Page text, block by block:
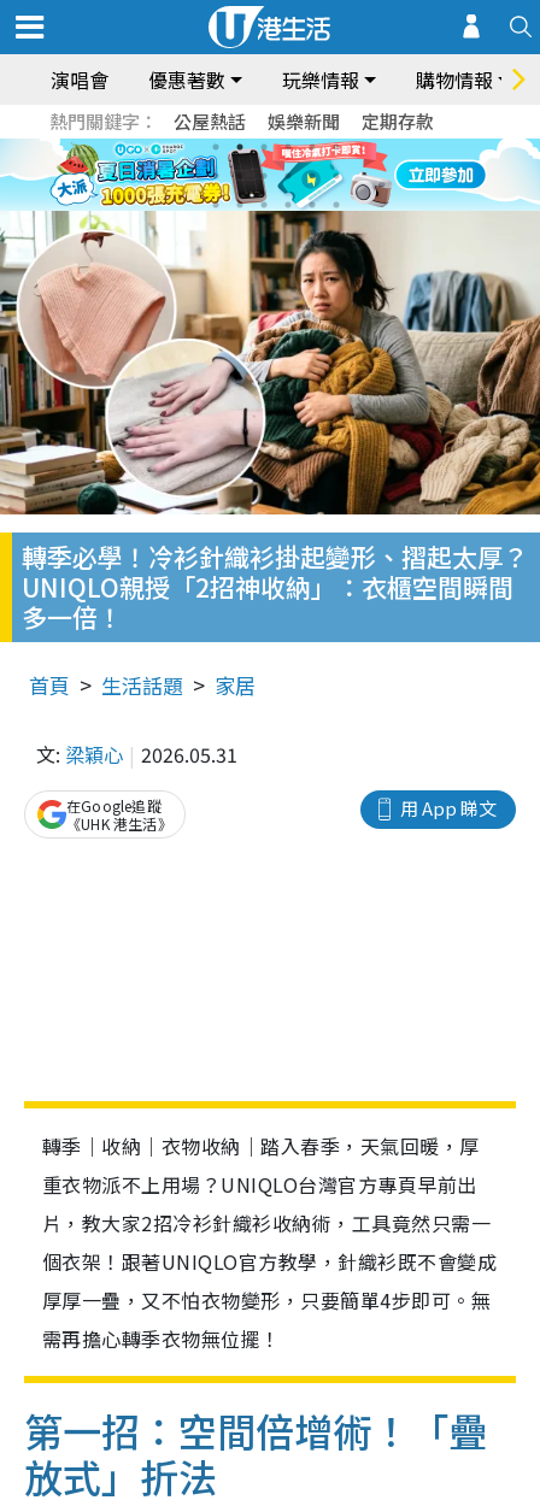
演唱會 優惠著數 玩樂情報 購物情報
熱門關鍵字： 公屋熱話 娛樂新聞 定期存款
轉季必學！冷衫針織衫掛起變形、摺起太厚？
UNIQLO親授「2招神收納」：衣櫃空間瞬間
多一倍！
首頁 生活話題 家居
文: 梁穎心 2026.05.31
用 App 睇文
在Google追蹤
《UHK 港生活》
轉季｜收納｜衣物收納｜踏入春季，天氣回暖，厚
重衣物派不上用場？UNIQLO台灣官方專頁早前出
片，教大家2招冷衫針織衫收納術，工具竟然只需一
個衣架！跟著UNIQLO官方教學，針織衫既不會變成
厚厚一疊，又不怕衣物變形，只要簡單4步即可。無
需再擔心轉季衣物無位擺！
第一招：空間倍增術！「疊
放式」折法